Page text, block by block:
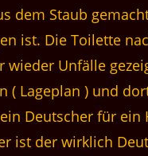
dem Staub
ist. Die Toilette
Unfälle
( Lageplan ) und
Deutscher für
ist der wirklich